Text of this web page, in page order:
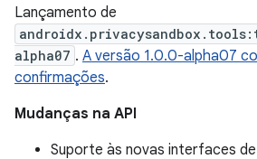
Lançamento de
alpha07 . A versão 1.0.0-alpha07
confirmações.
Mudanças na API
Suporte às novas interfaces